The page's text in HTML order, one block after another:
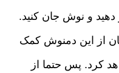
و نوش جان کنید.
از این دمنوش کمک
کرد. پس حتما از